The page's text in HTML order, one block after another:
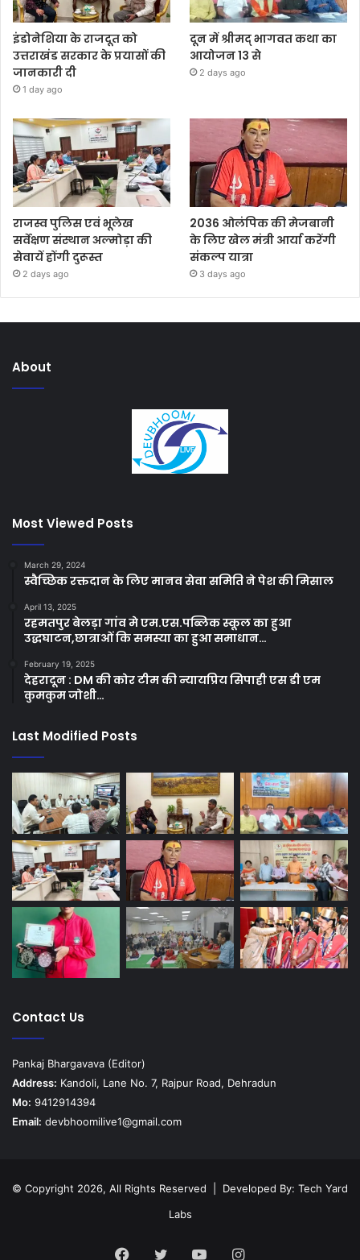
इंडोनेशिया के राजदूत को
उत्तराखंड सरकार के प्रयासों की
जानकारी दी
1 day ago
दून में श्रीमद् भागवत कथा का
आयोजन 13 से
2 days ago
राजस्व पुलिस एवं भूलेख
सर्वेक्षण संस्थान अल्मोड़ा की
सेवायें होंगी दुरूस्त
2 days ago
2036 ओलंपिक की मेजबानी
के लिए खेल मंत्री आर्या करेंगी
संकल्प यात्रा
3 days ago
About
Most Viewed Posts
March 29, 2024
स्वैच्छिक रक्तदान के लिए मानव सेवा समिति ने पेश की मिसाल
April 13, 2025
रहमतपुर बेलड़ा गांव मे एम.एस.पब्लिक स्कूल का हुआ
उद्धघाटन,छात्राओं कि समस्या का हुआ समाधान…
February 19, 2025
देहरादून : DM की कोर टीम की न्यायप्रिय सिपाही एस डी एम
कुमकुम जोशी…
Last Modified Posts
Contact Us
Pankaj Bhargavava (Editor)
Address: Kandoli, Lane No. 7, Rajpur Road, Dehradun
Mo: 9412914394
Email: devbhoomilive1@gmail.com
© Copyright 2026, All Rights Reserved | Developed By: Tech Yard
Labs
Facebook
TwitterYouTubeInstagram